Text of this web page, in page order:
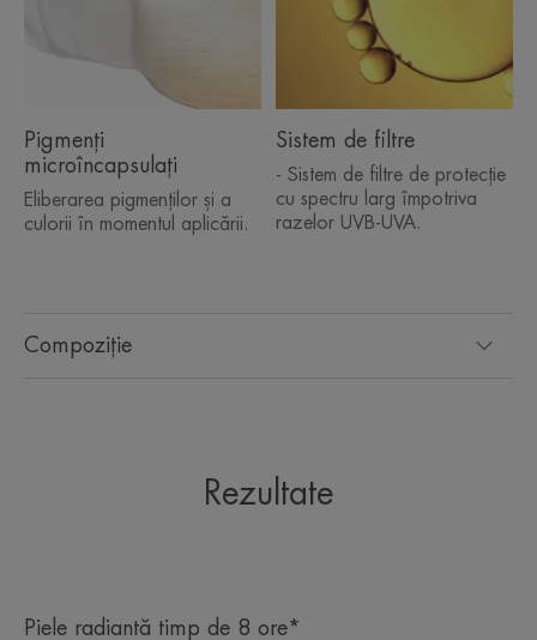
Compoziție
Pigmenți
microîncapsulați
Eliberarea pigmenților și a
culorii în momentul aplicării.
Sistem de filtre
- Sistem de filtre de protecție
cu spectru larg împotriva
razelor UVB-UVA.
Rezultate
Piele radiantă timp de 8 ore*